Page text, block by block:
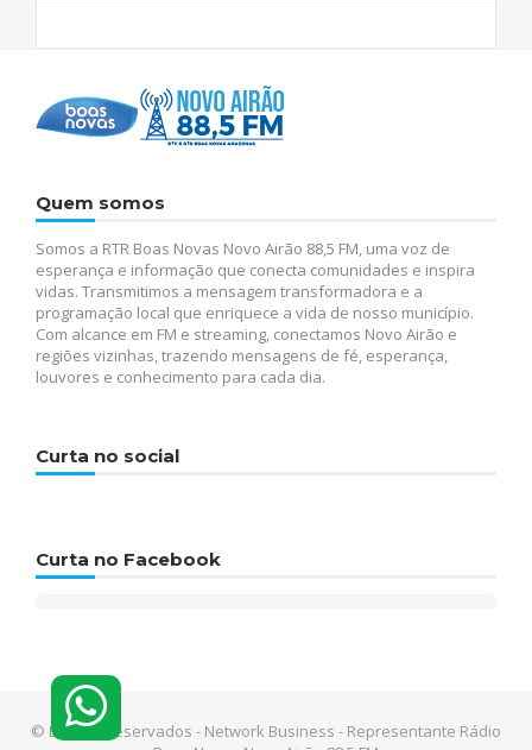
Quem somos
Somos a RTR Boas Novas Novo Airão 88,5 FM, uma voz de
esperança e informação que conecta comunidades e inspira
vidas. Transmitimos a mensagem transformadora e a
programação local que enriquece a vida de nosso município.
Com alcance em FM e streaming, conectamos Novo Airão e
regiões vizinhas, trazendo mensagens de fé, esperança,
louvores e conhecimento para cada dia.
Curta no social
Curta no Facebook
© Direitos reservados - Network Business - Representante Rádio